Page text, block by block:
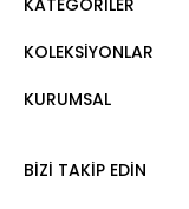
Elbise
Sweatshirt
KOLEKSIYONLAR
Mert Aslan
Nature Love
KURUMSAL
Kurumsal Satış
BIZI TAKIP EDIN